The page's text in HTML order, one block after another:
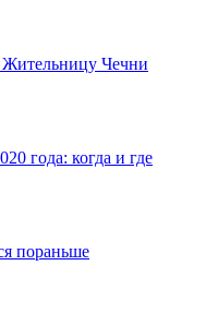
Жительницу Чечни
года: когда и где
пораньше